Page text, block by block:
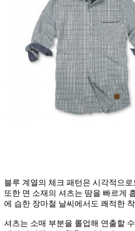
블루 계열의 체크 패턴은 시각적으
또한 면 소재의 셔츠는 땀을 빠르게
에 습한 장마철 날씨에서도 쾌적한
셔츠는 소매 부분을 롤업해 연출할